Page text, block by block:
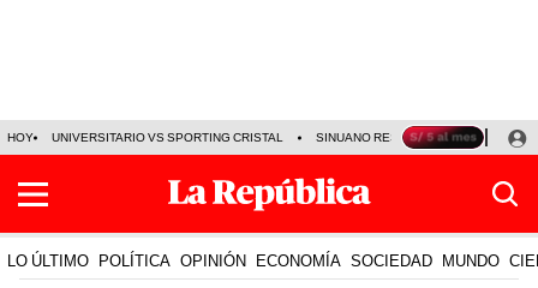
HOY UNIVERSITARIO VS SPORTING CRISTAL SINUANO RESULTADOS HOY
LO ÚLTIMO POLÍTICA OPINIÓN ECONOMÍA SOCIEDAD MUNDO